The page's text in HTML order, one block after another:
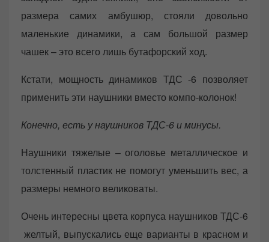
размера самих амбушюр, стояли довольно
маленькие динамики, а сам большой размер
чашек – это всего лишь бутафорский ход.
Кстати, мощность динамиков ТДС -6 позволяет
применить эти наушники вместо компо-колонок!
Конечно, есть у наушников ТДС-6 и минусы.
Наушники тяжелые – оголовье металлическое и
толстенный пластик не помогут уменьшить вес, а
размеры немного великоваты.
Очень интересны цвета корпуса наушников ТДС-6
желтый, выпускались еще варианты в красном и